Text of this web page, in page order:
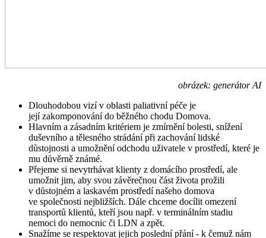
obrázek: generátor AI
Dlouhodobou vizí v oblasti paliativní péče je
její zakomponování do běžného chodu Domova.
Hlavním a zásadním kritériem je zmírnění bolesti, snížení
duševního a tělesného strádání při zachování lidské
důstojnosti a umožnění odchodu uživatele v prostředí, které je
mu důvěrně známé.
Přejeme si nevytrhávat klienty z domácího prostředí, ale
umožnit jim, aby svou závěrečnou část života prožili
v důstojném a laskavém prostředí našeho domova
ve společnosti nejbližších. Dále chceme docílit omezení
transportů klientů, kteří jsou např. v terminálním stadiu
nemoci do nemocnic či LDN a zpět.
Snažíme se respektovat jejich poslední přání - k čemuž nám